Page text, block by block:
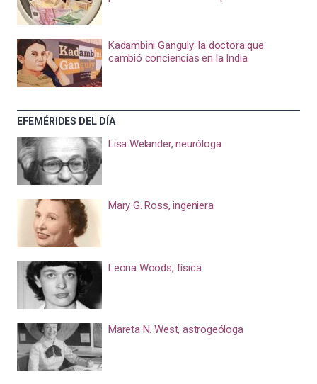
Kadambini Ganguly: la doctora que
cambió conciencias en la India
EFEMÉRIDES DEL DÍA
Lisa Welander, neuróloga
Mary G. Ross, ingeniera
Leona Woods, física
Mareta N. West, astrogeóloga